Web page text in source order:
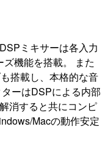
ミキサーは各入力
機能を搭載。 また
搭載し、本格的な音
ーはDSPによる内部
消すると共にコンピ
Macの動作安定